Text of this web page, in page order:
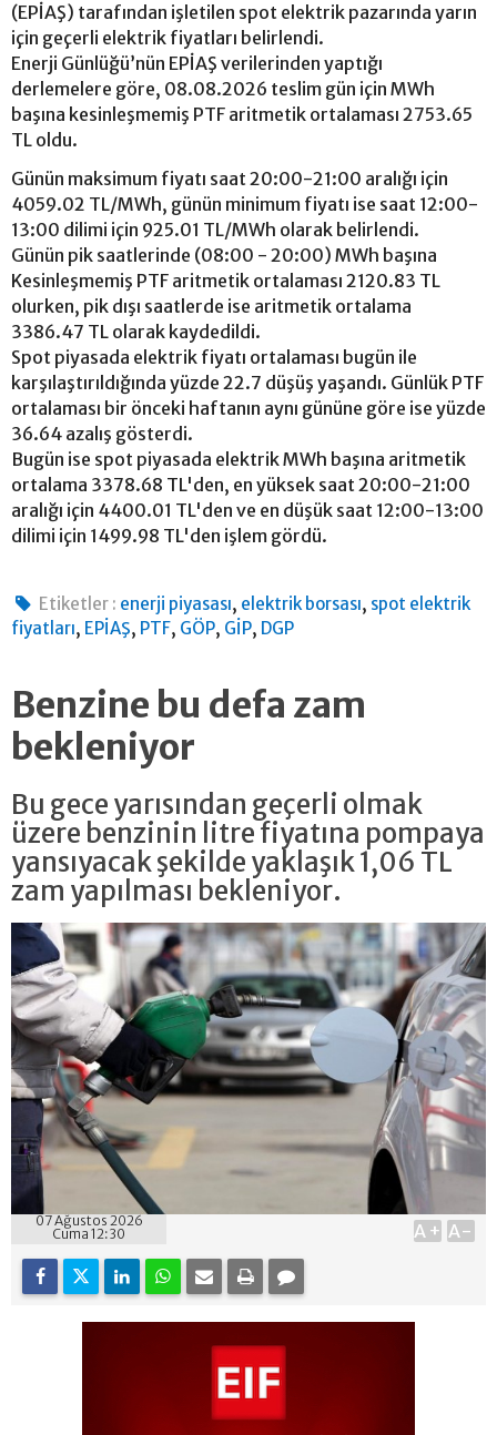
(EPİAŞ) tarafından işletilen spot elektrik pazarında yarın
için geçerli elektrik fiyatları belirlendi.
Enerji Günlüğü’nün EPİAŞ verilerinden yaptığı
derlemelere göre, 08.08.2026 teslim gün için MWh
başına kesinleşmemiş PTF aritmetik ortalaması 2753.65
TL oldu.
Günün maksimum fiyatı saat 20:00-21:00 aralığı için
4059.02 TL/MWh, günün minimum fiyatı ise saat 12:00-
13:00 dilimi için 925.01 TL/MWh olarak belirlendi.
Günün pik saatlerinde (08:00 - 20:00) MWh başına
Kesinleşmemiş PTF aritmetik ortalaması 2120.83 TL
olurken, pik dışı saatlerde ise aritmetik ortalama
3386.47 TL olarak kaydedildi.
Spot piyasada elektrik fiyatı ortalaması bugün ile
karşılaştırıldığında yüzde 22.7 düşüş yaşandı. Günlük PTF
ortalaması bir önceki haftanın aynı gününe göre ise yüzde
36.64 azalış gösterdi.
Bugün ise spot piyasada elektrik MWh başına aritmetik
ortalama 3378.68 TL'den, en yüksek saat 20:00-21:00
aralığı için 4400.01 TL'den ve en düşük saat 12:00-13:00
dilimi için 1499.98 TL'den işlem gördü.
Etiketler : enerji piyasası, elektrik borsası, spot elektrik
fiyatları, EPİAŞ, PTF, GÖP, GİP, DGP
Benzine bu defa zam
bekleniyor
Bu gece yarısından geçerli olmak
üzere benzinin litre fiyatına pompaya
yansıyacak şekilde yaklaşık 1,06 TL
zam yapılması bekleniyor.
07 Ağustos 2026
Cuma 12:30
A+ A-